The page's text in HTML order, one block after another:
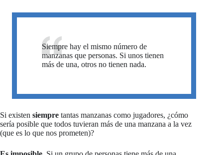
Siempre hay el mismo número de
manzanas que personas. Si unos tienen
más de una, otros no tienen nada.
Si existen siempre tantas manzanas como jugadores, ¿cómo
sería posible que todos tuvieran más de una manzana a la vez
(que es lo que nos prometen)?